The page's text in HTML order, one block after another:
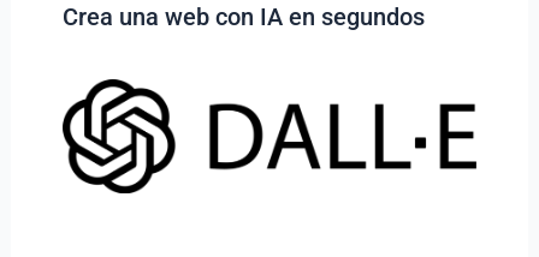
Crea una web con IA en segundos